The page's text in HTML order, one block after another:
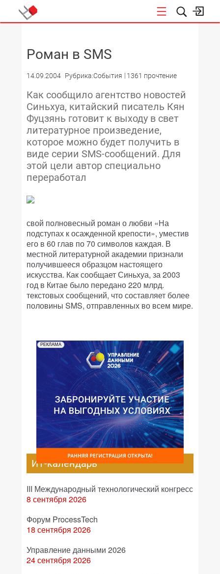
Роман в SMS
14.09.2004 Рубрика:События 1361 прочтение
Как сообщило агентство новостей
Синьхуа, китайский писатель Кян
Фуцзянь готовит к выходу в свет
литературное произведение,
которое можно будет получить в
виде серии SMS-сообщений. Для
этой цели автор специально
переработал
свой полновесный роман о любви «На
подступах к осажденной крепости», уместив
его в 60 глав по 70 символов каждая. В
местной литературной академии признали
получившееся образцом настоящего
искусства. Как сообщает Синьхуа, за 2003
год в Китае было передано 220 млрд.
текстовых сообщений, что составляет более
половины SMS, отправленных во всем мире.
РЕКЛАМА
ИТ-календарь
III Международный технологический конгресс
8 сентября 2026
Форум ProcessTech
18 сентября 2026
Управление данными 2026
24 сентября 2026